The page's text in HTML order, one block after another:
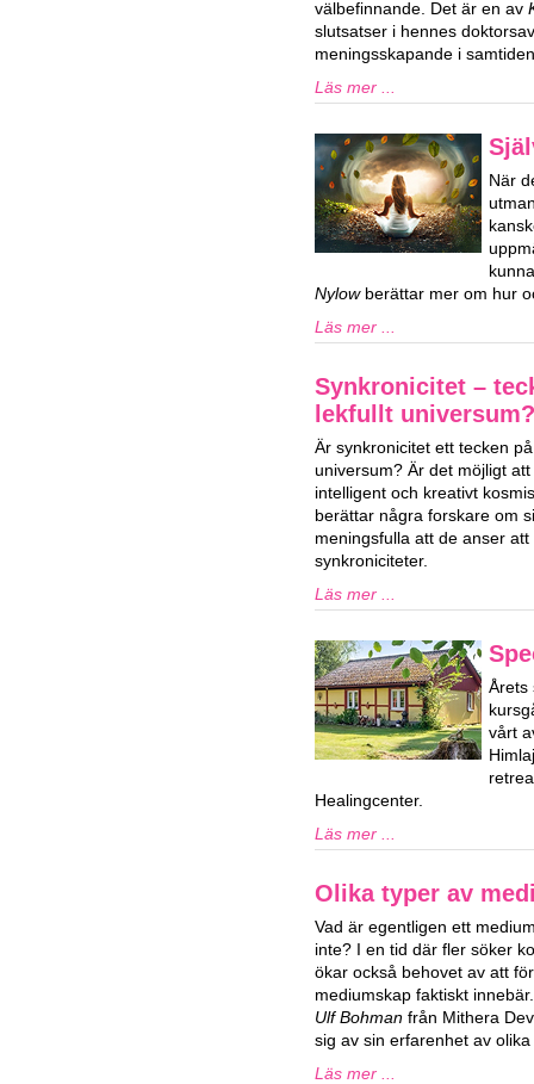
välbefinnande. Det är en av
slutsatser i hennes
meningsskapande i
Läs mer ...
När
Nylowberättar mer om hur
Läs mer ...
Synkronicitet –
lekfullt universum?
Är synkronicitet ett tecken
universum? Är det möjligt
intelligent och kreativt
berättar några forskare om
meningsfulla att de anser
synkroniciteter.
Läs mer ...
Årets
vårt
Healingcenter.
Läs mer ...
Olika typer av
Vad är egentligen ett
inte? I en tid där fler söker
ökar också behovet av att
mediumskap faktiskt
Ulf Bohman från Mithera
sig av sin erfarenhet av
Läs mer ...